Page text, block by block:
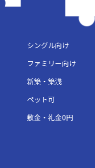
シングル向け
ファミリー向け
新築・築浅
ペット可
敷金・礼金0円